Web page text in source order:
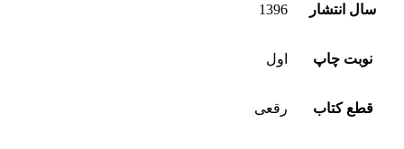
سال انتشار 1396
نوبت چاپ اول
قطع کتاب رقعی